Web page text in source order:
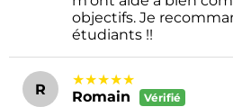
objectifs. Je
étudiants !!
R
★★★★★
Romain
Vérifié